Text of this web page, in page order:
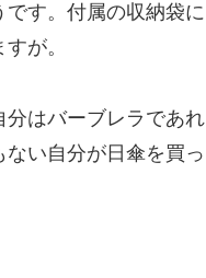
す。付属の収納袋に
が。
分はバーブレラであれ
い自分が日傘を買っ